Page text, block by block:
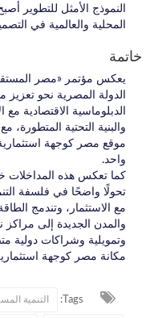
النموذج الأمثل للتطوير
المحلية والعالمية في
خاتمة
يعكس مؤتمر «مصر
الدولة المصرية نحو تعزيز
الدبلوماسية الاقتصادية مع
والبنية التحتية المتطورة،
موقع مصر كوجهة
واحد.
كما تعكس هذه المداخلات
تحولًا واضحًا في فلسفة
مع الاستثمار، وتندمج
والمدن الجديدة إلى مراكز
وتمويلية وشراكات دولية
مكانة مصر كوجهة
Tags: التنمية